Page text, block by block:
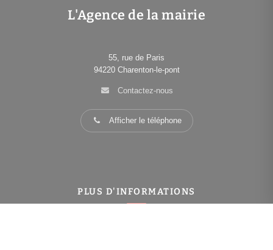
L'Agence de la mairie
55, rue de Paris
94220 Charenton-le-pont
Contactez-nous
Afficher le téléphone
PLUS D'INFORMATIONS